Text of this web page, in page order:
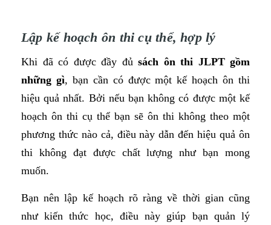
Lập kế hoạch ôn thi cụ thể, hợp lý
Khi đã có được đầy đủ sách ôn thi JLPT gồm
những gì, bạn cần có được một kế hoạch ôn thi
hiệu quả nhất. Bởi nếu bạn không có được một kế
hoạch ôn thi cụ thể bạn sẽ ôn thi không theo một
phương thức nào cả, điều này dẫn đến hiệu quả ôn
thi không đạt được chất lượng như bạn mong
muốn.
Bạn nên lập kế hoạch rõ ràng về thời gian cũng
như kiến thức học, điều này giúp bạn quản lý